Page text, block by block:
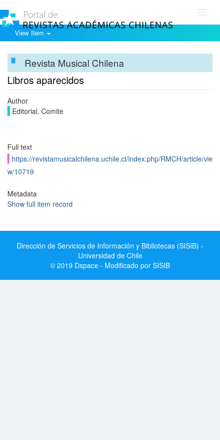
View Item
Revista Musical Chilena
Libros aparecidos
Author
Editorial, Comite
Full text
https://revistamusicalchilena.uchile.cl/index.php/RMCH/article/vie
w/10719
Metadata
Show full item record
Dirección de Servicios de Información y Bibliotecas (SISIB) -
Universidad de Chile
© 2019 Dspace - Modificado por SISIB